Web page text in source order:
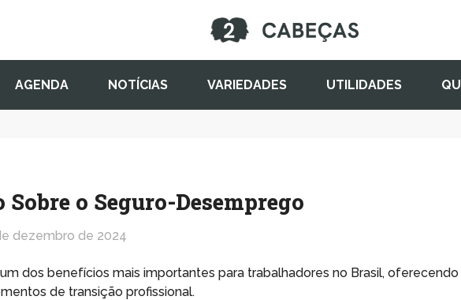
AGENDA NOTÍCIAS VARIEDADES UTILIDADES
Sobre o Seguro-Desemprego
dezembro de 2024
dos benefícios mais importantes para trabalhadores no Brasil, oferecendo
de transição profissional.